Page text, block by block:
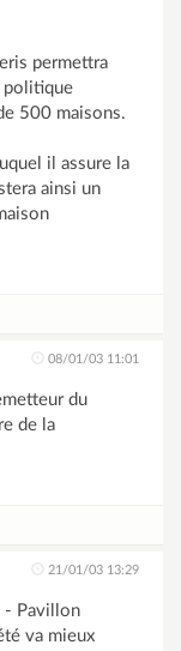
permettra
politique
500 maisons.
il assure la
ainsi un
08/01/03 11:01
du
de la
21/01/03 13:29
- Pavillon
va mieux